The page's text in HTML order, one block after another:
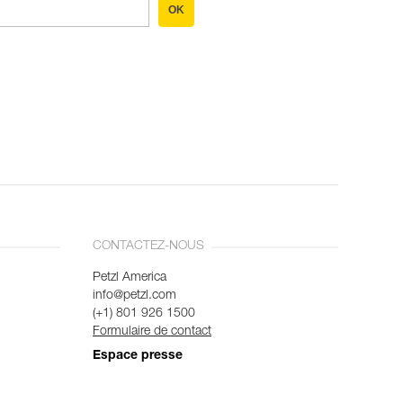
OK
CONTACTEZ-NOUS
Petzl America
info@petzl.com
(+1) 801 926 1500
Formulaire de contact
Espace presse